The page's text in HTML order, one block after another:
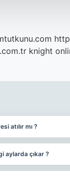
knight
atılır mı ?
aylarda çıkar ?